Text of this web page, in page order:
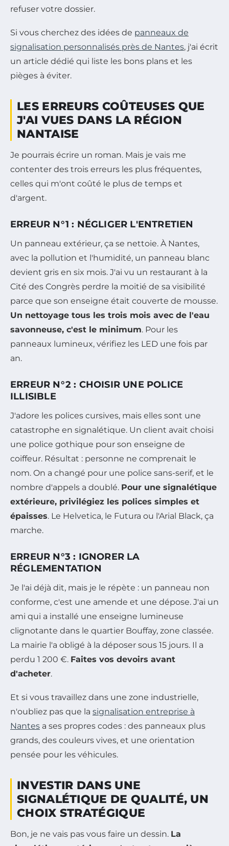
refuser votre dossier.
Si vous cherchez des idées de panneaux de
signalisation personnalisés près de Nantes, j'ai écrit
un article dédié qui liste les bons plans et les
pièges à éviter.
LES ERREURS COÛTEUSES QUE
J'AI VUES DANS LA RÉGION
NANTAISE
Je pourrais écrire un roman. Mais je vais me
contenter des trois erreurs les plus fréquentes,
celles qui m'ont coûté le plus de temps et
d'argent.
ERREUR N°1 : NÉGLIGER L'ENTRETIEN
Un panneau extérieur, ça se nettoie. À Nantes,
avec la pollution et l'humidité, un panneau blanc
devient gris en six mois. J'ai vu un restaurant à la
Cité des Congrès perdre la moitié de sa visibilité
parce que son enseigne était couverte de mousse.
Un nettoyage tous les trois mois avec de l'eau
savonneuse, c'est le minimum. Pour les
panneaux lumineux, vérifiez les LED une fois par
an.
ERREUR N°2 : CHOISIR UNE POLICE
ILLISIBLE
J'adore les polices cursives, mais elles sont une
catastrophe en signalétique. Un client avait choisi
une police gothique pour son enseigne de
coiffeur. Résultat : personne ne comprenait le
nom. On a changé pour une police sans-serif, et le
nombre d'appels a doublé. Pour une signalétique
extérieure, privilégiez les polices simples et
épaisses. Le Helvetica, le Futura ou l'Arial Black, ça
marche.
ERREUR N°3 : IGNORER LA
RÉGLEMENTATION
Je l'ai déjà dit, mais je le répète : un panneau non
conforme, c'est une amende et une dépose. J'ai un
ami qui a installé une enseigne lumineuse
clignotante dans le quartier Bouffay, zone classée.
La mairie l'a obligé à la déposer sous 15 jours. Il a
perdu 1 200 €. Faites vos devoirs avant
d'acheter.
Et si vous travaillez dans une zone industrielle,
n'oubliez pas que la signalisation entreprise à
Nantes a ses propres codes : des panneaux plus
grands, des couleurs vives, et une orientation
pensée pour les véhicules.
INVESTIR DANS UNE
SIGNALÉTIQUE DE QUALITÉ, UN
CHOIX STRATÉGIQUE
Bon, je ne vais pas vous faire un dessin. La